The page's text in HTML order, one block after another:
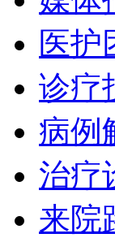
医护
诊疗
病例
治疗
来院